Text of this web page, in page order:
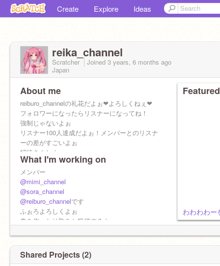
Create Explore Ideas
reika_channel
Scratcher Joined 3 years, 6 months ago
Japan
About me
reiburo_channelの礼花だよぉ❤よろしくねぇ❤
フォロワーになったらリスナーになってね！
強制じゃないよぉ
リスナー100人達成だよぉ！メンバーとのリスナ
ーの差がすごいよぉ
招待きんしよぉ
What I'm working on
メンバー
@mimi_channel
@sora_channel
@reiburo_channelです
ふぉろよろしくよぉ
曲を作ったり歌みた投稿するよぉ
わわわわー
Shared Projects (2)